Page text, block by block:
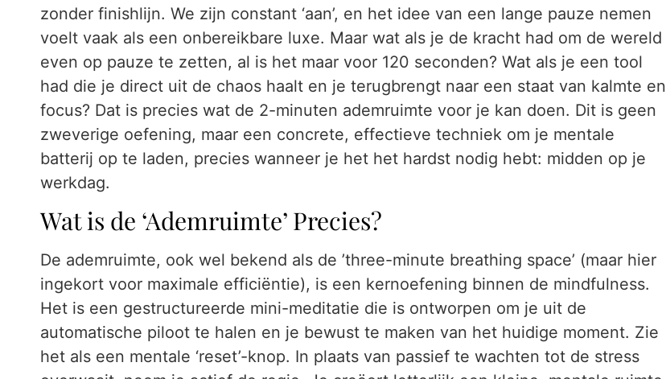
zonder finishlijn. We zijn constant ‘aan’, en het idee van een lange pauze nemen
voelt vaak als een onbereikbare luxe. Maar wat als je de kracht had om de wereld
even op pauze te zetten, al is het maar voor 120 seconden? Wat als je een tool
had die je direct uit de chaos haalt en je terugbrengt naar een staat van kalmte en
focus? Dat is precies wat de 2-minuten ademruimte voor je kan doen. Dit is geen
zweverige oefening, maar een concrete, effectieve techniek om je mentale
batterij op te laden, precies wanneer je het het hardst nodig hebt: midden op je
werkdag.
Wat is de ‘Ademruimte’ Precies?
De ademruimte, ook wel bekend als de ’three-minute breathing space’ (maar hier
ingekort voor maximale efficiëntie), is een kernoefening binnen de mindfulness.
Het is een gestructureerde mini-meditatie die is ontworpen om je uit de
automatische piloot te halen en je bewust te maken van het huidige moment. Zie
het als een mentale ‘reset’-knop. In plaats van passief te wachten tot de stress